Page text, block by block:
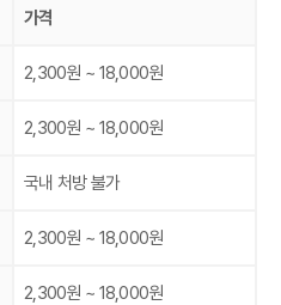
가격
2,300원 ~ 18,000원
2,300원 ~ 18,000원
국내 처방 불가
2,300원 ~ 18,000원
2,300원 ~ 18,000원